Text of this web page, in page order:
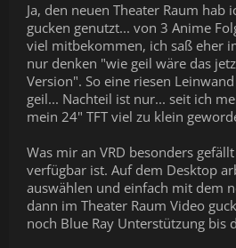
Ja, den neuen Theater Raum hab
gucken genutzt... von 3 Anime
viel mitbekommen, ich saß eher
nur denken "wie geil wäre das
Version". So eine riesen
geil... Nachteil ist nur... seit ich
mein 24" TFT viel zu klein
Was mir an VRD besonders
verfügbar ist. Auf dem Desktop
auswählen und einfach mit dem
dann im Theater Raum Video
noch Blue Ray Unterstützung bis